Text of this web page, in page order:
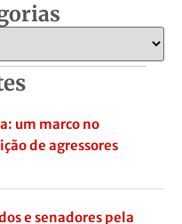
um marco no
de agressores
e senadores pela